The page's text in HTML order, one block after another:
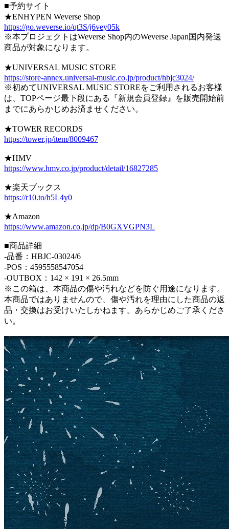
■予約サイト
★ENHYPEN Weverse Shop
https://go.weverse.io/qt3S/j6vey05k
※本プロジェクトはWeverse Shop内のWeverse Japan国内発送
商品が対象になります。
★UNIVERSAL MUSIC STORE
https://store-annex.universal-music.co.jp/product/hbjc3024/
※初めてUNIVERSAL MUSIC STOREをご利用されるお客様
は、TOPページ最下段にある『新規会員登録』を販売開始前
までにあらかじめお済ませください。
★TOWER RECORDS
https://tower.jp/item/8009467
★HMV
https://www.hmv.co.jp/product/detail/16827285
★楽天ブックス
https://r10.to/h5L4y0
★Amazon
https://www.amazon.co.jp/dp/B0GXVGPN3L
■商品詳細
-品番：HBJC-03024/6
-POS：4595558547054
-OUTBOX：142 × 191 × 26.5mm
※この箱は、本商品の傷や汚れなどを防ぐ用途になります。
本商品ではありませんので、傷や汚れを理由にした商品の返
品・交換はお受けいたしかねます。あらかじめご了承くださ
い。